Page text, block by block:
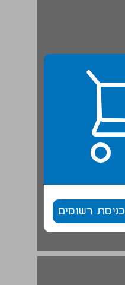
כניסת רשומים